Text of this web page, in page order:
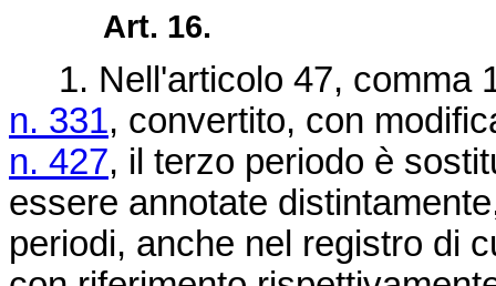
Art. 16.
1. Nell'articolo 47, comma
n. 331, convertito, con
n. 427, il terzo periodo è
essere annotate
periodi, anche nel registro di